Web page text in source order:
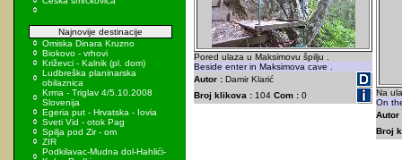
Najnovije destinacije
Omiska Dinara Kruzno
Biokovo - vrhovi
Križevci - Kalnik (pl. dom)
Ludbreška planinarska
obilaznica
Krma - Triglav 4/5.10.2008
Slovenija
Egeria put - Hrvatska - Iovia
Sveti Vid - otok Pag
Spilja pod Zir - om
ZIR
Podkilavac-Mudna dol-Hahlići-
Pored ulaza u Maksimovu špilju .
Beside enter in Maksimova cave .
Autor : Damir Klarić
Broj klikova : 104 Com : 0
Na
On
Autor
Broj